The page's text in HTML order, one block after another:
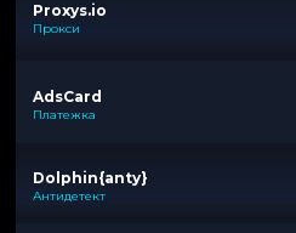
Proxys.io
Прокси
AdsCard
Платежка
Dolphin{anty}
Антидетект